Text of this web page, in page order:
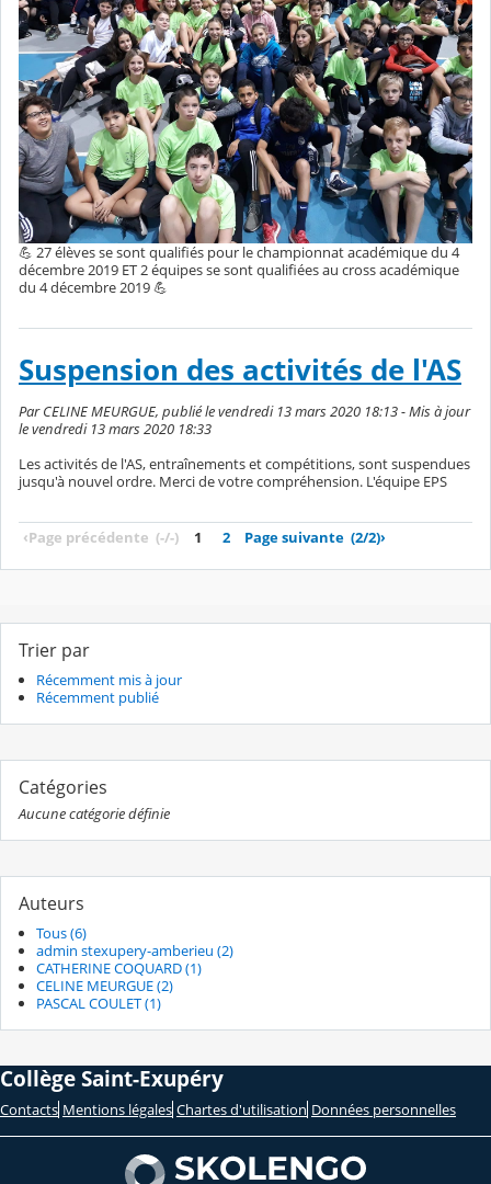
💪 27 élèves se sont qualifiés pour le championnat académique du 4
décembre 2019 ET 2 équipes se sont qualifiées au cross académique
du 4 décembre 2019 💪
Suspension des activités de l'AS
Par CELINE MEURGUE, publié le vendredi 13 mars 2020 18:13 - Mis à jour
le vendredi 13 mars 2020 18:33
Les activités de l'AS, entraînements et compétitions, sont suspendues
jusqu'à nouvel ordre. Merci de votre compréhension. L'équipe EPS
‹Page précédente (-/-) 1 2 Page suivante (2/2)›
Trier par
Récemment mis à jour
Récemment publié
Catégories
Aucune catégorie définie
Auteurs
Tous (6)
admin stexupery-amberieu (2)
CATHERINE COQUARD (1)
CELINE MEURGUE (2)
PASCAL COULET (1)
Collège Saint-Exupéry
Contacts Mentions légales Chartes d'utilisation Données personnelles